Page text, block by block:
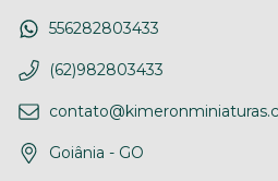
556282803433
(62)982803433
Goiânia - GO